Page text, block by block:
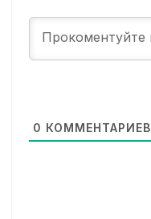
0 КОММЕНТАРИЕВ